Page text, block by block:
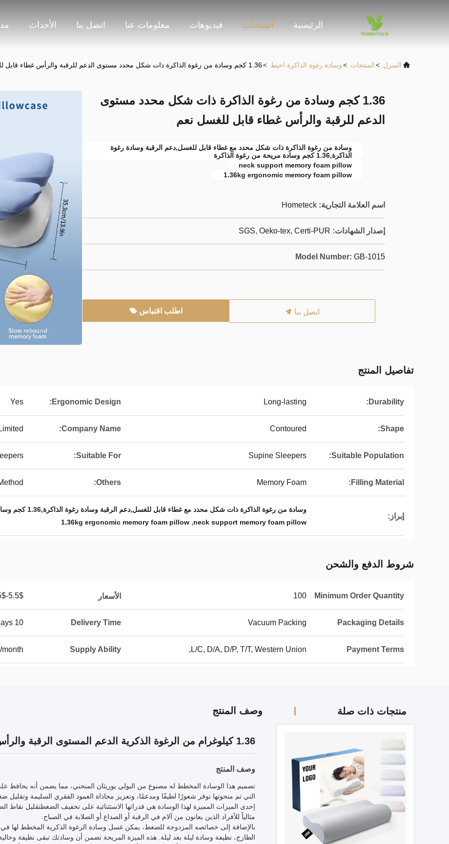
الرئيسية المنتجات فيديوهات معلومات عنا اتصل بنا الأحداث
المنزل >المنتجات >وسادة رغوة الذاكرة احيط >1.36 كجم وسادة من رغوة الذاكرة ذات شكل محدد مستوى الدعم للرقبة والرأس غطاء قابل للغسل نعم
1.36 كجم وسادة من رغوة الذاكرة ذات شكل محدد مستوى
الدعم للرقبة والرأس غطاء قابل للغسل نعم
وسادة من رغوة الذاكرة ذات شكل محدد مع غطاء قابل للغسل,دعم الرقبة وسادة رغوة
الذاكرة,1.36 كجم وسادة مريحة من رغوة الذاكرة
neck support memory foam pillow
1.36kg ergonomic memory foam pillow
اسم العلامة التجارية: Hometeck
إصدار الشهادات: SGS, Oeko-tex, Certi-PUR
Model Number: GB-1015
اتصل بنا اطلب اقتباس
تفاصيل المنتج
Durability:
Long-lasting
Ergonomic Design:
Yes
Shape:
Contoured
Company Name:
Suitable Population:
Supine Sleepers
Suitable For:
Filling Material:
Memory Foam
Others:
إبراز:
وسادة من رغوة الذاكرة ذات شكل محدد مع غطاء قابل للغسل,دعم الرقبة وسادة رغوة الذاكرة,1.36 كجم وسادة مريحة من رغوة الذاكرة
neck support memory foam pillow
,
1.36kg ergonomic memory foam pillow
شروط الدفع والشحن
Minimum Order Quantity
100 الأسعار 5.5$-9.5$
Packaging Details
Vacuum Packing
Delivery Time
10 Days
Payment Terms
L/C, D/A, D/P, T/T, Western Union,
Supply Ability
منتجات ذات صلة وصف المنتج
1.36 كيلوغرام من الرغوة الذكرية الدعم المستوى الرقبة والرأس غطاء قابل للغسيل نعم
وصف المنتج
تصميم هذا الوسادة المخطط له مصنوع من البولي يوريثان المنحني، مما يضمن أنه يحافظ
التي تم منحوتها توفر شعورًا لطيفًا ومدعمًا، وتعزيز محاذاة العمود الفقري السليمة وتقليل
إحدى الميزات المميزة لهذا الوسادة هي قدراتها الاستثنائية على تخفيف الضغطتقليل نقاط
مثالياً للأفراد الذين يعانون من آلام في الرقبة أو الصداع أو الصلابة في الصباح.
بالإضافة إلى خصائصه المزدوجة للضغط، يمكن غسل وسادة الرغوة الذكرية المخطط لها في
الطازج، نظيفة وسادة ليلة بعد ليلة. هذه الميزة المريحة تضمن أن وسادتك تبقى نظيفة